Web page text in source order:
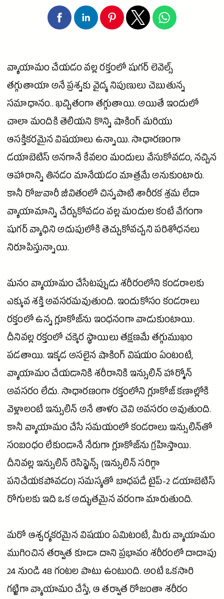
వ్యాయామం చేయడం వల్ల రక్తంలో షుగర్ లెవెల్స్
తగ్గుతాయా అనే ప్రశ్నకు వైద్య నిపుణులు చెబుతున్న
సమాధానం.. ఖచ్చితంగా తగ్గుతాయి. అయితే ఇందులో
చాలా మందికి తెలియని కొన్ని షాకింగ్ మరియు
ఆసక్తికరమైన విషయాలు ఉన్నాయి. సాధారణంగా
డయాబెటిస్ అనగానే కేవలం మందులు వేసుకోవడం, నచ్చిన
ఆహారాన్ని తినడం మానేయడం మాత్రమే అనుకుంటారు.
కానీ రోజువారీ జీవితంలో చిన్నపాటి శారీరక శ్రమ లేదా
వ్యాయామాన్ని చేర్చుకోవడం వల్లమందులకంటే వేగంగా
షుగర్వ్యాధిని అదుపులోకి తెచ్చుకోవచ్చని పరిశోధనలు
నిరూపిస్తున్నాయి.
మనం వ్యాయామం చేసేటప్పుడు శరీరంలోని కండరాలకు
ఎక్కువశక్తిఅవసరమవుతుంది. ఇందుకోసం కండరాలు
రక్తంలో ఉన్న గ్లూకోజ్‌ను ఇంధనంగా వాడుకుంటాయి.
దీనివల్ల రక్తంలో చక్కెర స్థాయిలు తక్షణమే తగ్గుముఖం
పడతాయి. ఇక్కడ అసలైన షాకింగ్ విషయం ఏంటంటే,
వ్యాయామం చేయడానికి శరీరానికిఇన్సులిన్ హార్మోన్
అవసరం లేదు. సాధారణంగా రక్తంలోని గ్లూకోజ్ కణాల్లోకి
వెళ్లాలంటేఇన్సులిన్ అనే తాళం చెవి అవసరం అవుతుంది.
కానీ వ్యాయామం చేసే సమయంలో కండరాలు ఇన్సులిన్‌తో
సంబంధం లేకుండానే నేరుగా గ్లూకోజ్‌ను గ్రహిస్తాయి.
దీనివల్లఇన్సులిన్ రెసిస్టెన్స్ (ఇన్సులిన్ సరిగ్గా
పనిచేయకపోవడం) సమస్యతో బాధపడే టైప్-2డయాబెటిస్
రోగులకు ఇది ఒక అద్భుతమైన వరంగా మారుతుంది.
మరో ఆశ్చర్యకరమైన విషయం ఏమిటంటే, మీరు వ్యాయామం
ముగించిన తర్వాత కూడా దాని ప్రభావం శరీరంలో దాదాపు
24 నుండి 48 గంటల పాటు ఉంటుంది. అంటే ఒకసారి
గట్టిగా వ్యాయామం చేస్తే, ఆ తర్వాత రోజంతా శరీరం